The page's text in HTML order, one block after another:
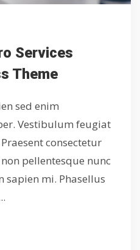
Services
Theme
sed enim
Vestibulum feugiat
consectetur
pellentesque nunc
sapien mi. Phasellus